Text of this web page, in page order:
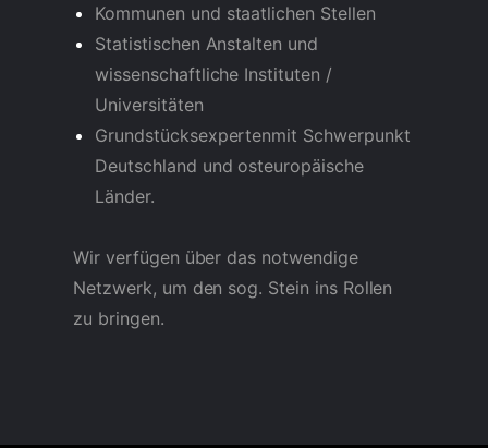
Kommunen und staatlichen Stellen
Statistischen Anstalten und
wissenschaftliche Instituten /
Universitäten
Grundstücksexpertenmit Schwerpunkt
Deutschland und osteuropäische
Länder.
Wir verfügen über das notwendige
Netzwerk, um den sog. Stein ins Rollen
zu bringen.